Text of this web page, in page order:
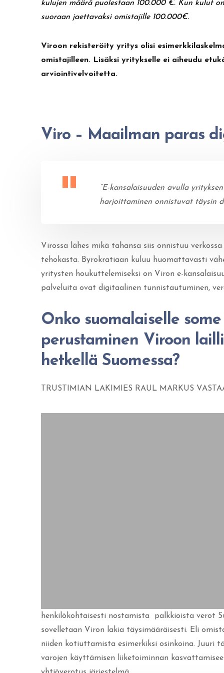
kulujen määrä puolestaan 100.000 €. Kun kulut
suoraan jaettavaksi omistajille 100.000€.
Viroon rekisteröity yritys olisi
omistajilleen. Lisäksi yritykselle ei aiheudu
arviointivelvoitetta.
Viro – Maailman paras
“E-kansalaisuuden avulla
harjoittaminen onnistuvat täysin
Virossa lähes mikä tahansa siis onnistuu
tehokasta. Byrokratiaan kuluu huomattavasti
yritysten houkuttelemiseksi on Viron e-
palveluita ovat digitaalinen tunnistautuminen,
Onko suomalaiselle
perustaminen Viroon
hetkellä Suomessa?
TRUSTIMIAN LAKIMIES RAUL MARKUS
henkilökohtaisesti nostamista palkkioista verot
sovelletaan Viron lakia täysimääräisesti. Eli
niiden kotiuttamista esimerkiksi osinkoina. Juuri
varojen käyttämisen liiketoiminnan